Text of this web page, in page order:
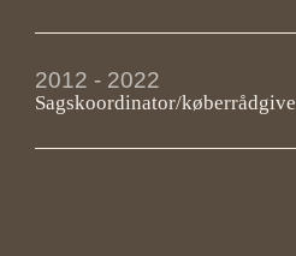
2012 - 2022
Sagskoordinator/